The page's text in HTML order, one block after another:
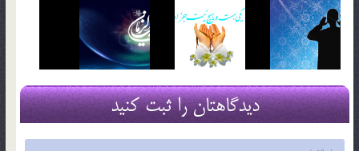
دیدگاهتان را ثبت کنید